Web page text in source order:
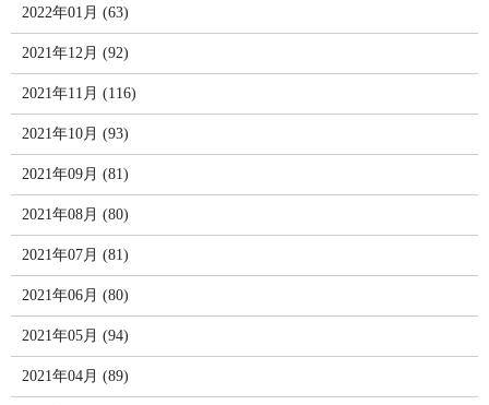
2022年01月 (63)
2021年12月 (92)
2021年11月 (116)
2021年10月 (93)
2021年09月 (81)
2021年08月 (80)
2021年07月 (81)
2021年06月 (80)
2021年05月 (94)
2021年04月 (89)